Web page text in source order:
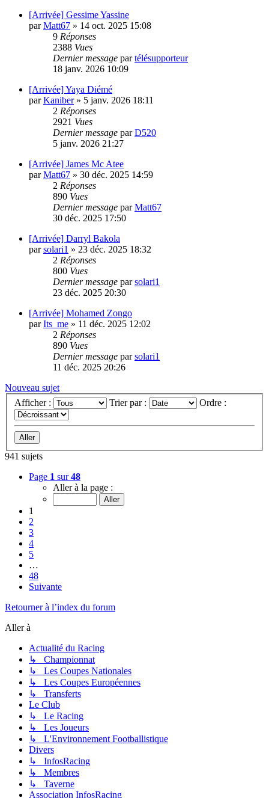
[Arrivée] Gessime Yassine
parMatt67 » 14 oct. 2025 15:08
9 Réponses
2388 Vues
Dernier message partélésupporteur
18 janv. 2026 10:09
[Arrivée] Yaya Diémé
parKaniber» 5 janv. 2026 18:11
2 Réponses
2921 Vues
Dernier message parD520
5 janv. 2026 21:27
[Arrivée] James Mc Atee
parMatt67 » 30 déc. 2025 14:59
2 Réponses
890 Vues
Dernier message parMatt67
30 déc. 2025 17:50
[Arrivée] Darryl Bakola
parsolari1 » 23 déc. 2025 18:32
2 Réponses
800 Vues
Dernier message parsolari1
23 déc. 2025 20:30
[Arrivée] Mohamed Zongo
parIts_me » 11 déc. 2025 12:02
2 Réponses
890 Vues
Dernier message parsolari1
11 déc. 2025 20:26
Nouveau sujet
Afficher :
Trier par : Ordre :
941 sujets
Page 1 sur48
Aller à la page :
1
2
3
4
5
…
48
Suivante
Retourner à l’index du forum
Aller à
Actualité du Racing
↳ Championnat
↳ Les Coupes Nationales
↳ Les Coupes Européennes
↳ Transferts
Le Club
↳ Le Racing
↳ Les Joueurs
↳ L'Environnement Footballistique
Divers
↳ InfosRacing
↳ Membres
↳ Taverne
Association InfosRacing